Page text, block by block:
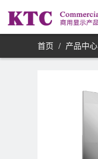
首页 / 产品中心